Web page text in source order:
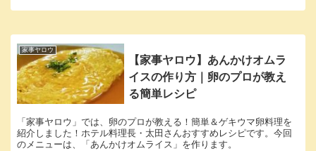
家事ヤロウ
【家事ヤロウ】あんかけオムラ
イスの作り方｜卵のプロが教え
る簡単レシピ
「家事ヤロウ」では、卵のプロが教える！簡単＆ゲキウマ卵料理を
紹介しました！ホテル料理長・太田さんおすすめレシピです。今回
のメニューは、「あんかけオムライス」を作ります。